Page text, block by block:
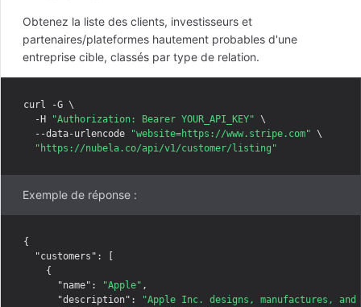
Obtenez la liste des clients, investisseurs et
partenaires/plateformes hautement probables d'une
entreprise cible, classés par type de relation.
curl -G \
  -H
"Authorization: Bearer YOUR_API_KEY" \
  --data-urlencode
"website=https://www.stripe.com" \
"https://nubela.co/api/v1/customer/listing"
Exemple de réponse :
{
"customers" : [
    {
"name" : "Apple" ,
"description" :
"Apple Inc. designs, manufactures,